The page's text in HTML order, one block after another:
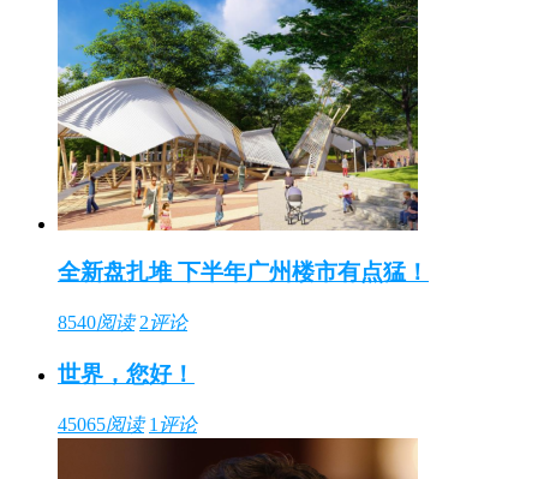
全新盘扎堆 下半年广州楼市有点猛！
8540阅读 2评论
世界，您好！
45065阅读 1 评论